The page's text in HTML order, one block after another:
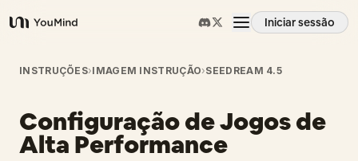
YouMind
Iniciar sessão
Visão geral
Casos de uso
INSTRUÇÕES›IMAGEM INSTRUÇÃO›SEEDREAM 4.5
Configuração de Jogos de
Alta Performance